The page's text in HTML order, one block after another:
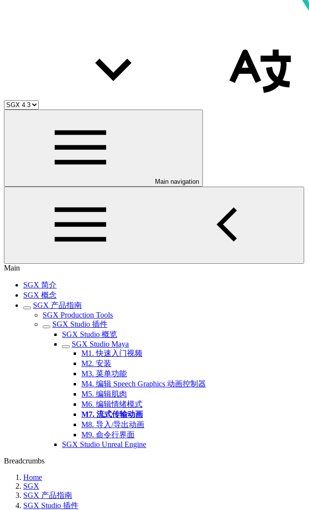
Main navigation
Main
SGX 简介
SGX 概念
SGX 产品指南
SGX Production Tools
SGX Studio 插件
SGX Studio 概览
SGX Studio Maya
M1. 快速入门视频
M2. 安装
M3. 菜单功能
M4. 编辑 Speech Graphics 动画控制器
M5. 编辑肌肉
M6. 编辑情绪模式
M7. 流式传输动画
M8. 导入/导出动画
M9. 命令行界面
SGX Studio Unreal Engine
Breadcrumbs
Home
SGX
SGX 产品指南
SGX Studio 插件